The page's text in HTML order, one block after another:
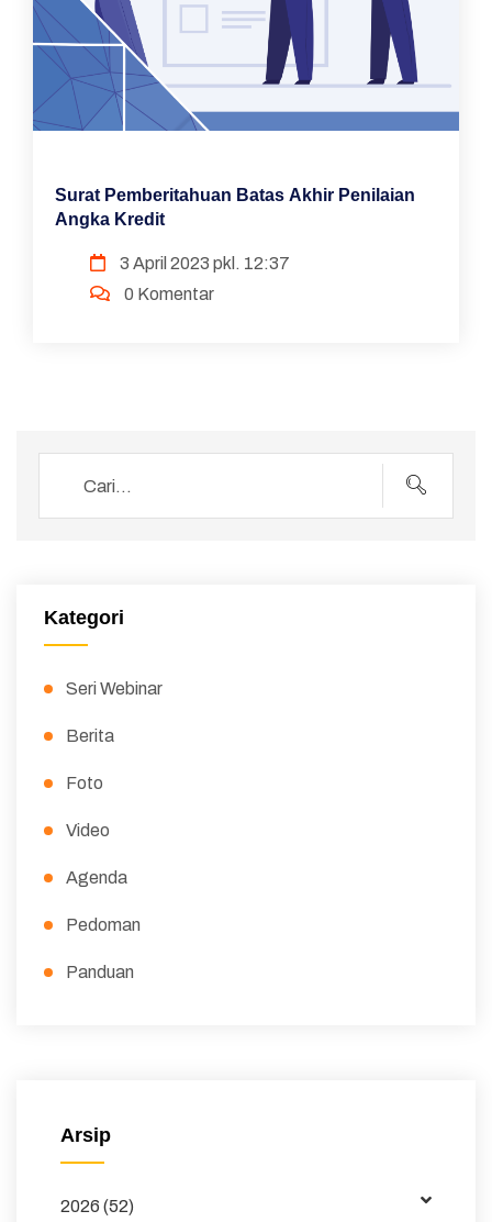
Surat Pemberitahuan Batas Akhir Penilaian
Angka Kredit
3 April 2023 pkl. 12:37
0 Komentar
Kategori
Seri Webinar
Berita
Foto
Video
Agenda
Pedoman
Panduan
Buku dan Jurnal
Data
Arsip
2026 (52)